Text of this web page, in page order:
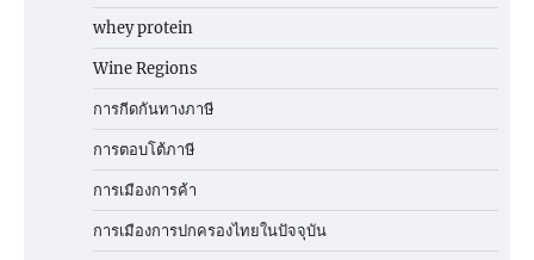
whey protein
Wine Regions
การกีดกันทางภาษี
การตอบโต้ภาษี
การเมืองการค้า
การเมืองการปกครองไทยในปัจจุบัน